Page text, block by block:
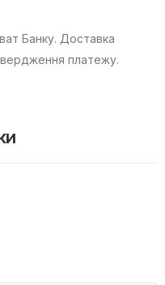
Банку. Доставка
платежу.